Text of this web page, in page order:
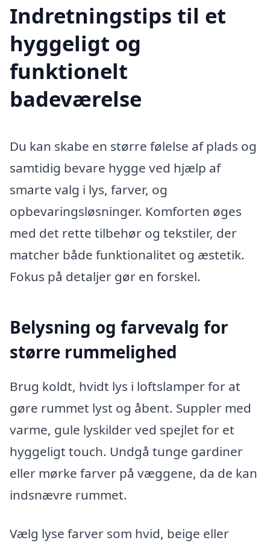
Indretningstips til et
hyggeligt og
funktionelt
badeværelse
Du kan skabe en større følelse af plads og
samtidig bevare hygge ved hjælp af
smarte valg i lys, farver, og
opbevaringsløsninger. Komforten øges
med det rette tilbehør og tekstiler, der
matcher både funktionalitet og æstetik.
Fokus på detaljer gør en forskel.
Belysning og farvevalg for
større rummelighed
Brug koldt, hvidt lys i loftslamper for at
gøre rummet lyst og åbent. Suppler med
varme, gule lyskilder ved spejlet for et
hyggeligt touch. Undgå tunge gardiner
eller mørke farver på væggene, da de kan
indsnævre rummet.
Vælg lyse farver som hvid, beige eller